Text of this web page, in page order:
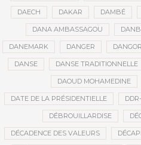
DAECH DAKAR DAMBÉ
DANA AMBASSAGOU
DANEMARK DANGER
DANSE DANSE TRADITIONNELLE
DAOUD MOHAMEDINE
DATE DE LA PRÉSIDENTIELLE
DÉBROUILLARDISE
DÉCADENCE DES VALEURS